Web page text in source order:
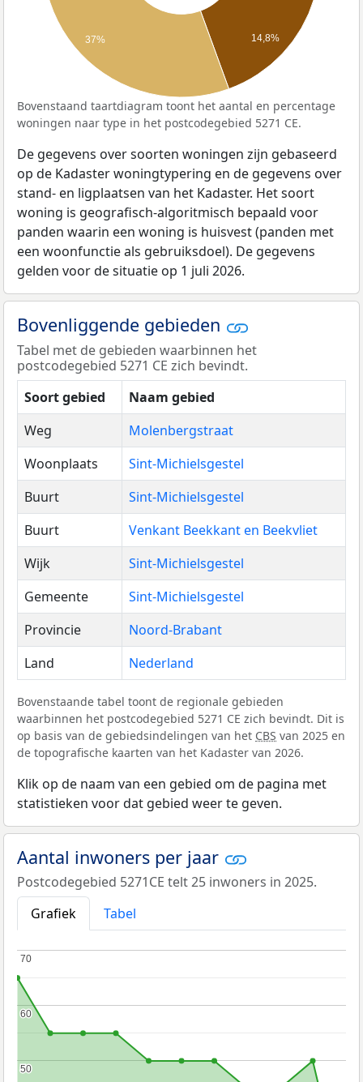
14,8%
37%
Bovenstaand taartdiagram toont het aantal en percentage
woningen naar type in het postcodegebied 5271 CE.
De gegevens over soorten woningen zijn gebaseerd
op de Kadaster woningtypering en de gegevens over
stand- en ligplaatsen van het Kadaster. Het soort
woning is geografisch-algoritmisch bepaald voor
panden waarin een woning is huisvest (panden met
een woonfunctie als gebruiksdoel). De gegevens
gelden voor de situatie op 1 juli 2026.
Bovenliggende gebieden
Tabel met de gebieden waarbinnen het
postcodegebied 5271 CE zich bevindt.
Soort gebied
Naam gebied
Weg
Molenbergstraat
Woonplaats
Sint-Michielsgestel
Buurt
Sint-Michielsgestel
Buurt
Venkant Beekkant en Beekvliet
Wijk
Sint-Michielsgestel
Gemeente
Sint-Michielsgestel
Provincie
Noord-Brabant
Land
Nederland
Bovenstaande tabel toont de regionale gebieden
waarbinnen het postcodegebied 5271 CE zich bevindt. Dit is
op basis van de gebiedsindelingen van het CBS van 2025 en
de topografische kaarten van het Kadaster van 2026.
Klik op de naam van een gebied om de pagina met
statistieken voor dat gebied weer te geven.
Aantal inwoners per jaar
Postcodegebied 5271CE telt 25 inwoners in 2025.
Grafiek
Tabel
50
50
60
60
70
70